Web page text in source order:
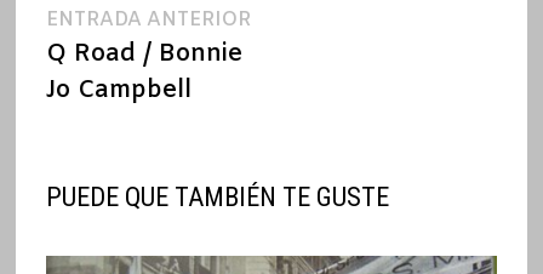
Navegación
de
entradas
ENTRADA ANTERIOREntrada
Q Road / Bonnie
Jo Campbell
PUEDE QUE TAMBIÉN TE GUSTE